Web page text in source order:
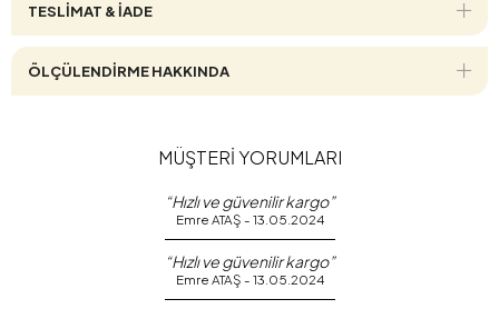
TESLİMAT & İADE
ÖLÇÜLENDİRME HAKKINDA
MÜŞTERİ YORUMLARI
“Hızlı ve güvenilir kargo”
Emre ATAŞ - 13.05.2024
“Hızlı ve güvenilir kargo”
Emre ATAŞ - 13.05.2024